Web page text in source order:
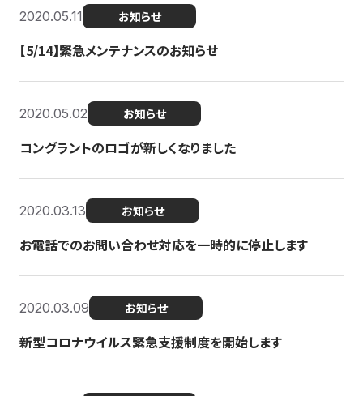
2020.05.11 お知らせ
【5/14】緊急メンテナンスのお知らせ
2020.05.02 お知らせ
コングラントのロゴが新しくなりました
2020.03.13 お知らせ
お電話でのお問い合わせ対応を一時的に停止します
2020.03.09 お知らせ
新型コロナウイルス緊急支援制度を開始します